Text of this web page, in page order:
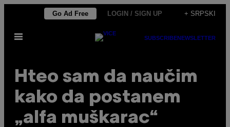
садржај
Go Ad Free LOGIN / SIGN UP + SRPSKI
Otvori
SUBSCRIBENEWSLETTER
Hteo sam da naučim
kako da postanem
„alfa muškarac“